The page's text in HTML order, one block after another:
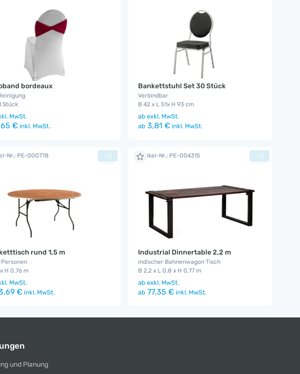
bordeaux
Stück
MwSt.
€ inkl. MwSt.
Bankettstuhl Set 30 Stück
Verbindbar
B 42 x L 51x H 93 cm
ab exkl. MwSt.
ab 3,81 € inkl. MwSt.
Nr.: PE-000778
rund 1,5 m
H 0,76 m
MwSt.
€ inkl. MwSt.
+ Artikel-Nr.: PE-004315
Industrial Dinnertable 2,2 m
indischer Bahnenwagon Tisch
B 2,2 x L 0,8 x H 0,77 m
ab exkl. MwSt.
ab 77,35 € inkl. MwSt.
+
und Planung